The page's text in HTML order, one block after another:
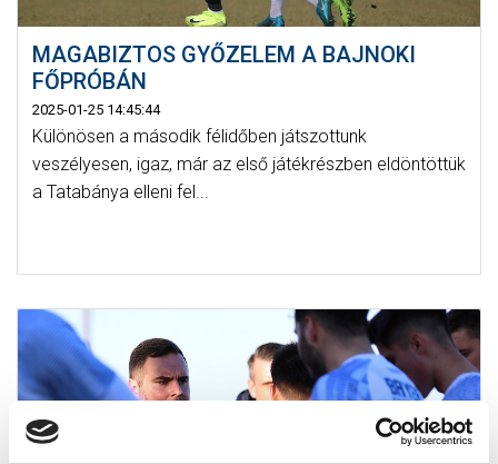
MAGABIZTOS GYŐZELEM A BAJNOKI
FŐPRÓBÁN
2025-01-25 14:45:44
Különösen a második félidőben játszottunk
veszélyesen, igaz, már az első játékrészben eldöntöttük
a Tatabánya elleni fel...